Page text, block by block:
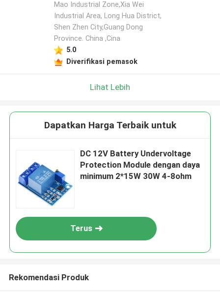
Tinggalkan pesan
Kami akan segera menghubungi Anda
Kirim
Mao Industrial Zone,Xia Wei
Industrial Area, Long Hua District,
Shen Zhen City,Guang Dong
Province. China ,Cina
5.0
Diverifikasi pemasok
Lihat Lebih
Dapatkan Harga Terbaik untuk
DC 12V Battery Undervoltage
Protection Module dengan daya
minimum 2*15W 30W 4-8ohm
Terus
Rekomendasi Produk